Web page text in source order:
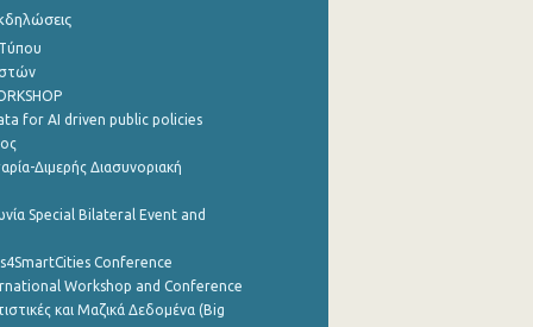
for AI driven public policies
Διμερής Διασυνοριακή
Special Bilateral Event and
Conference
Workshop and Conference
και Μαζικά Δεδομένα (Big